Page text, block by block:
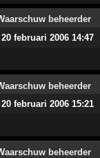
20 februari 2006 14:47
20 februari 2006 15:21